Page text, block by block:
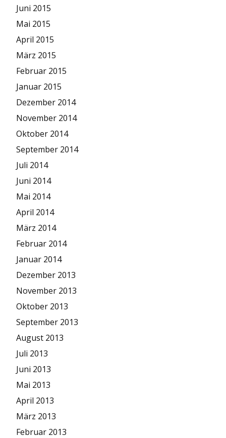
Juni 2015
Mai 2015
April 2015
März 2015
Februar 2015
Januar 2015
Dezember 2014
November 2014
Oktober 2014
September 2014
Juli 2014
Juni 2014
Mai 2014
April 2014
März 2014
Februar 2014
Januar 2014
Dezember 2013
November 2013
Oktober 2013
September 2013
August 2013
Juli 2013
Juni 2013
Mai 2013
April 2013
März 2013
Februar 2013